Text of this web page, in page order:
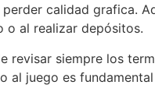
calidad grafica.
o al realizar depósitos.
revisar siempre los
juego es